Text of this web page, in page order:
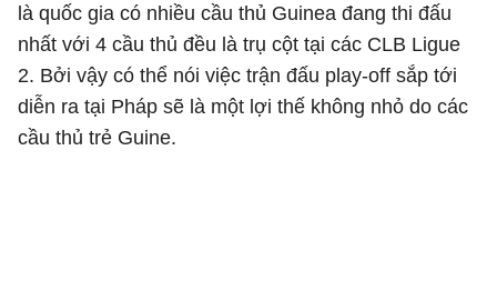
là quốc gia có nhiều cầu thủ Guinea đang thi đấu
nhất với 4 cầu thủ đều là trụ cột tại các CLB Ligue
2. Bởi vậy có thể nói việc trận đấu play-off sắp tới
diễn ra tại Pháp sẽ là một lợi thế không nhỏ do các
cầu thủ trẻ Guine.